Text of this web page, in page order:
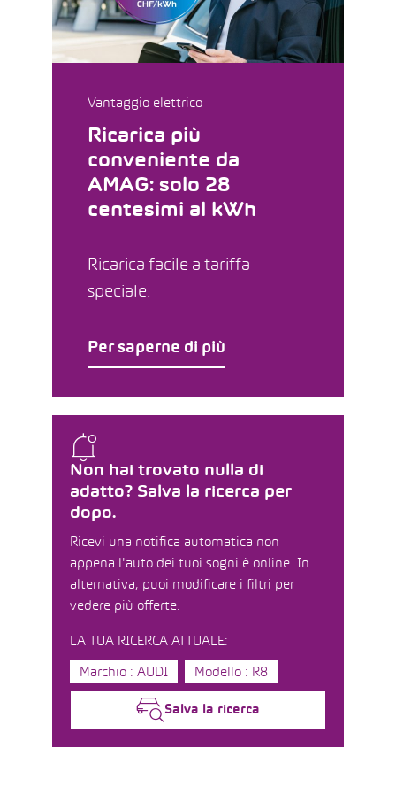
Non hai trovato nulla di
adatto? Salva la ricerca per
dopo.
Ricevi una notifica automatica non
appena l'auto dei tuoi sogni è online. In
alternativa, puoi modificare i filtri per
vedere più offerte.
LA TUA RICERCA ATTUALE:
Marchio : AUDI Modello : R8
Salva la ricerca
Vantaggio elettrico
Ricarica più
conveniente da
AMAG: solo 28
centesimi al kWh
Ricarica facile a tariffa
speciale.
Per saperne di più